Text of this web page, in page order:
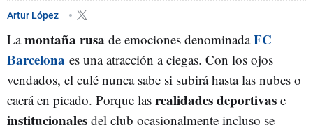
Artur López
Lamontaña rusa de emociones denominadaFC
Barcelona es una atracción a ciegas. Con los ojos
vendados, el culé nunca sabe si subirá hasta las nubes o
caerá en picado. Porque las realidades deportivas e
institucionales del club ocasionalmente incluso se